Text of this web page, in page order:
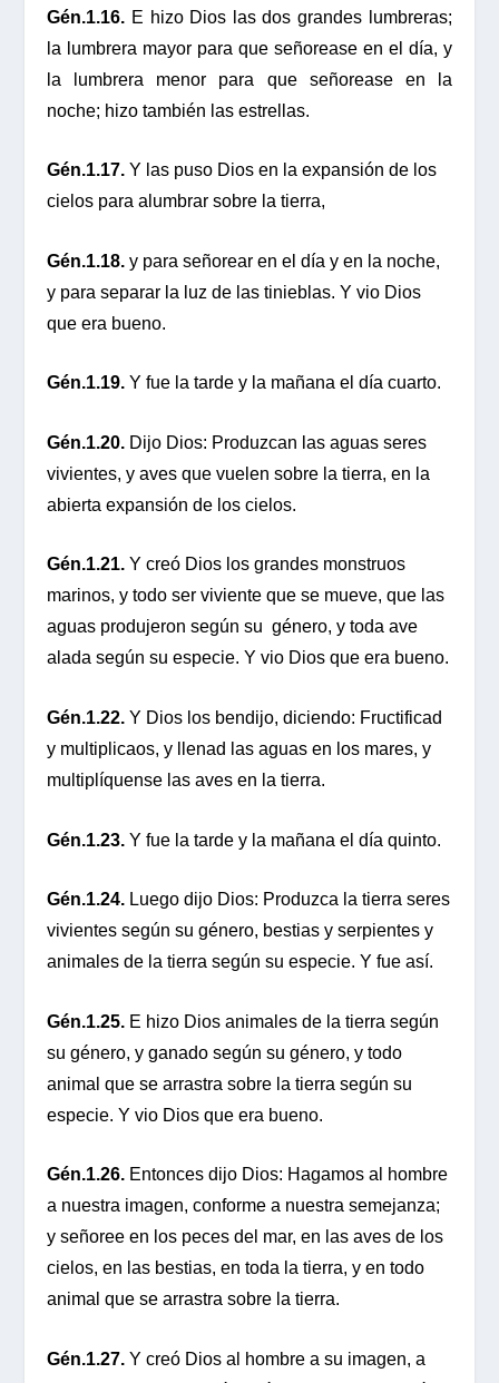
Gén.1.16. E hizo Dios las dos grandes lumbreras;
la lumbrera mayor para que señorease en el día, y
la lumbrera menor para que señorease en la
noche; hizo también las estrellas.
Gén.1.17.Y las puso Dios en la expansión de los
cielos para alumbrar sobre la tierra,
Gén.1.18.y para señorear en el día y en la noche,
y para separar la luz de las tinieblas. Y vio Dios
que era bueno.
Gén.1.19.Y fue la tarde y la mañana el día cuarto.
Gén.1.20. Dijo Dios: Produzcan las aguas seres
vivientes, y aves que vuelen sobre la tierra, en la
abierta expansión de los cielos.
Gén.1.21. Y creó Dios los grandes monstruos
marinos, y todo ser viviente que se mueve, que las
aguas produjeron según su género, y toda ave
alada según su especie. Y vio Dios que era bueno.
Gén.1.22.Y Dios los bendijo, diciendo: Fructificad
y multiplicaos, y llenad las aguas en los mares, y
multiplíquense las aves en la tierra.
Gén.1.23.Y fue la tarde y la mañana el día quinto.
Gén.1.24. Luego dijo Dios: Produzca la tierra seres
vivientes según su género, bestias y serpientes y
animales de la tierra según su especie. Y fue así.
Gén.1.25. E hizo Dios animales de la tierra según
su género, y ganado según su género, y todo
animal que se arrastra sobre la tierra según su
especie. Y vio Dios que era bueno.
Gén.1.26. Entonces dijo Dios: Hagamos al hombre
a nuestra imagen, conforme a nuestra semejanza;
y señoree en los peces del mar, en las aves de los
cielos, en las bestias, en toda la tierra, y en todo
animal que se arrastra sobre la tierra.
Gén.1.27.Y creó Dios al hombre a su imagen, a